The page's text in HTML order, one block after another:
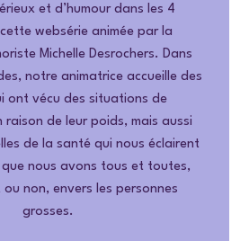
et d’humour dans les 4
websérie animée par la
Michelle Desrochers. Dans
notre animatrice accueille des
ont vécu des situations de
raison de leur poids, mais aussi
de la santé qui nous éclairent
que nous avons tous et toutes,
ou non, envers les personnes
grosses.